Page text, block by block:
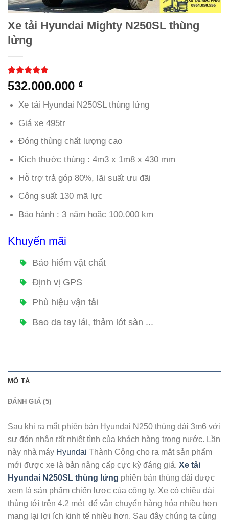
Xe tải Hyundai Mighty N250SL thùng
lửng
5.00trên 5
dựa trên
5
532.000.000 ₫
Xe tải Hyundai N250SL thùng lửng
Giá xe 495tr
Đóng thùng chất lượng cao
Kích thước thùng : 4m3 x 1m8 x 430 mm
Hỗ trợ trả góp 80%, lãi suất ưu đãi
Công suất 130 mã lực
Bảo hành : 3 năm hoặc 100.000 km
Khuyến mãi
Bảo hiểm vật chất
Định vị GPS
Phù hiệu vận tải
Bao da tay lái, thảm lót sàn ...
MÔ TẢ
ĐÁNH GIÁ (5)
Sau khi ra mắt phiên bản Hyundai N250 thùng dài 3m6 với
sự đón nhận rất nhiệt tình của khách hàng trong nước. Lần
này nhà máy Hyundai Thành Công cho ra mắt sản phẩm
mới được xe là bản nâng cấp cực kỳ đáng giá. Xe tải
Hyundai N250SL thùng lửng phiên bản thùng dài được
xem là sản phẩm chiến lược của công ty. Xe có chiều dài
thùng tới trên 4.2 mét để vận chuyển hàng hóa nhiều hơn
mang lại lợi ích kinh tế nhiều hơn. Sau đây chúng ta cùng